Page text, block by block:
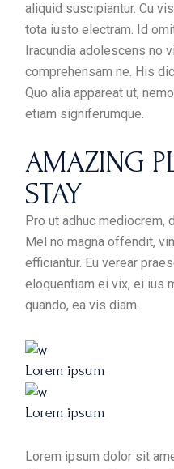
aliquid suscipiantur. Cu
tota iusto electram. Id
Iracundia adolescens no
comprehensam ne. His
Quo alia appareat ut,
etiam signiferumque.
AMAZING
STAY
Pro ut adhuc mediocrem,
Mel no magna offendit,
efficiantur. Eu verear
eloquentiam ei vix, ei ius
quando, ea vis diam.
Lorem ipsum
Lorem ipsum
Lorem ipsum dolor sit